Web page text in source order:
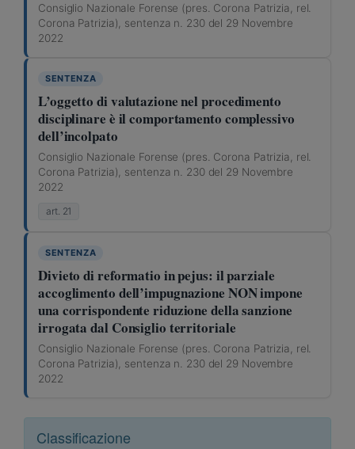
Consiglio Nazionale Forense (pres. Corona Patrizia, rel.
Corona Patrizia), sentenza n. 230 del 29 Novembre
2022
SENTENZA
L’oggetto di valutazione nel procedimento
disciplinare è il comportamento complessivo
dell’incolpato
Consiglio Nazionale Forense (pres. Corona Patrizia, rel.
Corona Patrizia), sentenza n. 230 del 29 Novembre
2022
art. 21
SENTENZA
Divieto di reformatio in pejus: il parziale
accoglimento dell’impugnazione NON impone
una corrispondente riduzione della sanzione
irrogata dal Consiglio territoriale
Consiglio Nazionale Forense (pres. Corona Patrizia, rel.
Corona Patrizia), sentenza n. 230 del 29 Novembre
2022
Classificazione